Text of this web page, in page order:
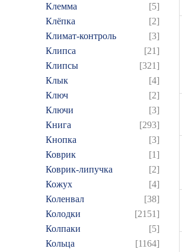
Клемма
[5]
Клёпка
[2]
Климат-контроль
[3]
Клипса
[21]
Клипсы
[321]
Клык
[4]
Ключ
[2]
Ключи
[3]
Книга
[293]
Кнопка
[3]
Коврик
[1]
Коврик-липучка
[2]
Кожух
[4]
Коленвал
[38]
Колодки
[2151]
Колпаки
[5]
Кольца
[1164]